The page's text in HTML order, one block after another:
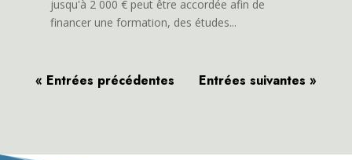
jusqu'à 2 000 € peut être accordée afin de
financer une formation, des études...
« Entrées précédentes Entrées suivantes »